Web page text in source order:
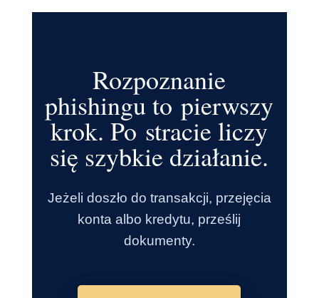
Rozpoznanie
phishingu to pierwszy
krok. Po stracie liczy
się szybkie działanie.
Jeżeli doszło do transakcji, przejęcia
konta albo kredytu, prześlij
dokumenty.